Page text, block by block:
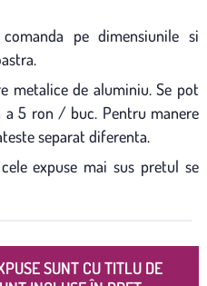
pe dimensiunile si
metalice de aluminiu. Se pot
a 5 ron / buc. Pentru manere
separat diferenta.
expuse mai sus pretul se
SUNT CU TITLU DE